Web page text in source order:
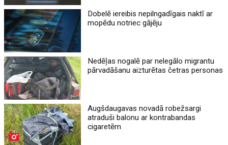
Dobelē iereibis nepilngadīgais naktī ar
mopēdu notriec gājēju
Nedēļas nogalē par nelegālo migrantu
pārvadāšanu aizturētas četras personas
Augšdaugavas novadā robežsargi
atraduši balonu ar kontrabandas
cigaretēm